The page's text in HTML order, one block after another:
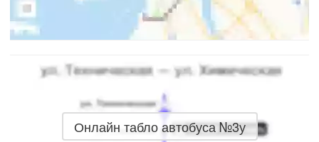
Онлайн табло автобуса №3у